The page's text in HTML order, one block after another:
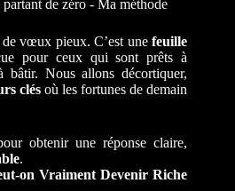
de vœux pieux. C’est unefeuille
pour ceux qui sont prêts à
bâtir. Nous allons décortiquer,
clés où les fortunes de demain
obtenir une réponse claire,
.
on Vraiment Devenir Riche